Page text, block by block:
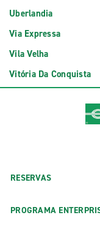
Uberlandia
Via Expressa
Vila Velha
Vitória Da Conquista
RESERVAS
PROGRAMA